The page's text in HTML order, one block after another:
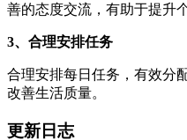
善的态度交流，有助于提升
3、合理安排任务
合理安排每日任务，有效分
改善生活质量。
更新日志